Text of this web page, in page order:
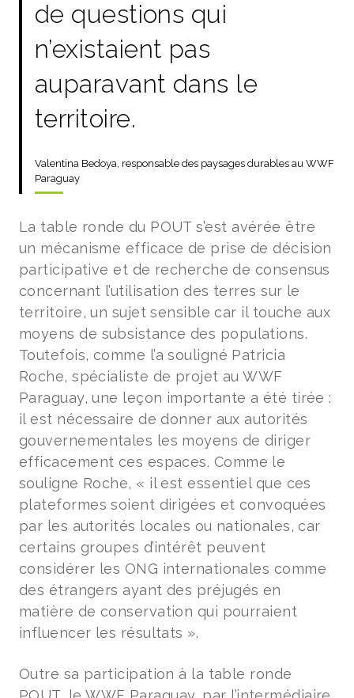
de questions qui
n’existaient pas
auparavant dans le
territoire.
Valentina Bedoya, responsable des paysages durables au WWF
Paraguay
La table ronde du POUT s’est avérée être
un mécanisme efficace de prise de décision
participative et de recherche de consensus
concernant l’utilisation des terres sur le
territoire, un sujet sensible car il touche aux
moyens de subsistance des populations.
Toutefois, comme l’a souligné Patricia
Roche, spécialiste de projet au WWF
Paraguay, une leçon importante a été tirée :
il est nécessaire de donner aux autorités
gouvernementales les moyens de diriger
efficacement ces espaces. Comme le
souligne Roche, « il est essentiel que ces
plateformes soient dirigées et convoquées
par les autorités locales ou nationales, car
certains groupes d’intérêt peuvent
considérer les ONG internationales comme
des étrangers ayant des préjugés en
matière de conservation qui pourraient
influencer les résultats ».
Outre sa participation à la table ronde